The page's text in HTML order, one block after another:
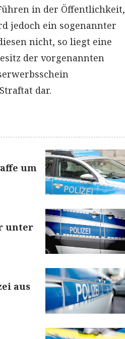
in der Öffentlichkeit,
jedoch ein sogenannter
nicht, so liegt eine
der vorgenannten
dar.
um
unter
aus